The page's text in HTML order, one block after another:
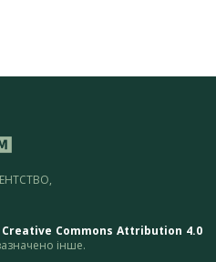
Creative Commons Attribution 4.0
інше.